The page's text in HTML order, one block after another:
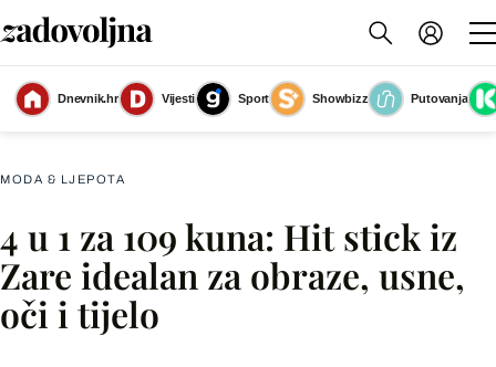
Dnevnik.hr Vijesti Sport Showbizz
Putovanja
Slika nije dostupna
MODA & LJEPOTA
4 u 1 za 109 kuna: Hit stick iz
Zare idealan za obraze, usne,
oči i tijelo
Facebook
X